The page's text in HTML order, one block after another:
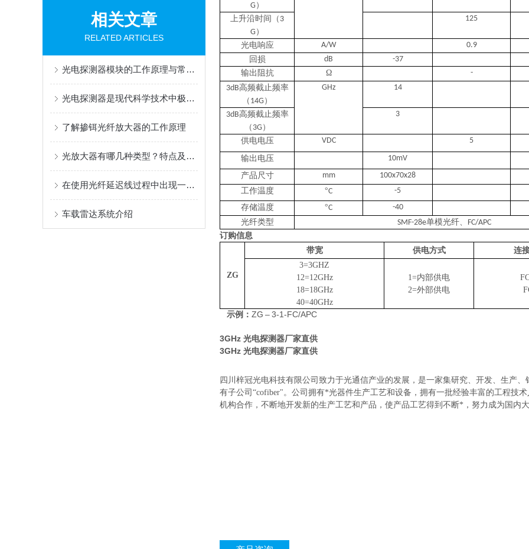
相关文章
RELATED ARTICLES
光电探测器模块的工作原理与常见分类如下
光电探测器是现代科学技术中极为重要的一环
了解掺铒光纤放大器的工作原理
光放大器有哪几种类型？特点及应用揭秘
在使用光纤延迟线过程中出现一些故障该怎么解决
车载雷达系统介绍
G ）
上升沿时间（ 3
G ）
125
光电响应 A/W
0.9
回损
dB
-37
输出阻抗
Ω
-
3dB高频截止频率
（ 14G ）
GHz 14
3dB高频截止频率
（ 3G ）
3
供电电压 VDC
5
输出电压
10mV
产品尺寸
mm
100x70x28
工作温度
°C
-5
存储温度
°C
-40
光纤类型
SMF-28e单模光纤、 FC/APC
订购信息
ZG
带宽 供电方式
连
3=3GHZ
12=12GHz
18=18GHz
40=40GHz
1=内部供电
2=外部供电
示例： ZG –3-1-FC/APC
3GHz 光电探测器厂家直供
3GHz 光电探测器厂家直供
四川梓冠光电科技有限公司致力于光通信产业的发展，是一家集研究、开发、生产
有子公司“cofiber"。公司拥有*光器件生产工艺和设备，拥有一批经验丰富的工程技
机构合作，不断地开发新的生产工艺和产品，使产品工艺得到不断*，努力成为国内